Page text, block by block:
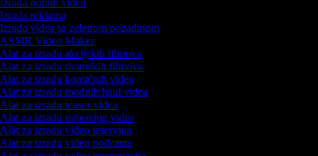
putnih videa
reklama
videa sa zelenom pozadinom
Video Maker
za izradu akcijskih filmova
za izradu dramskih filmova
za izradu komičnih videa
za izradu modnih haul videa
za izradu teaser videa
za izradu unboxing videa
za izradu video intervjua
za izradu video podcasta